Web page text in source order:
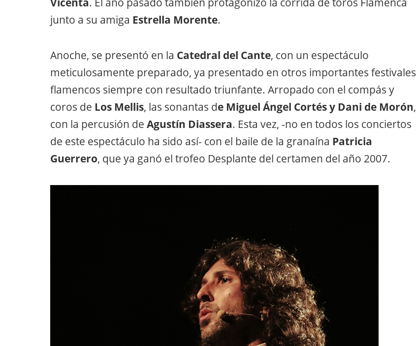
junto a su amiga Estrella Morente.
Anoche, se presentó en la Catedral del Cante, con un espectáculo
meticulosamente preparado, ya presentado en otros importantes festivales
flamencos siempre con resultado triunfante. Arropado con el compás y
coros de Los Mellis, las sonantas de Miguel Ángel Cortés y Dani de Morón,
con la percusión de Agustín Diassera. Esta vez, -no en todos los conciertos
de este espectáculo ha sido así- con el baile de la granaína Patricia
Guerrero, que ya ganó el trofeo Desplante del certamen del año 2007.